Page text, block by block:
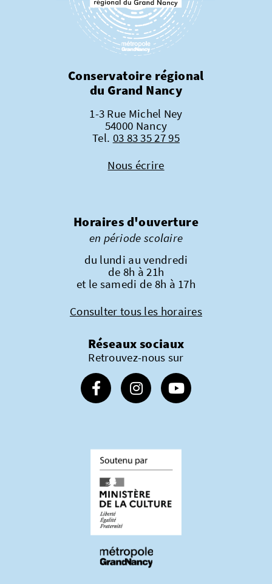
Conservatoire régional
du Grand Nancy
1-3 Rue Michel Ney
54000 Nancy
Tel. 03 83 35 27 95
Nous écrire
Horaires d'ouverture
en période scolaire
du lundi au vendredi
de 8h à 21h
et le samedi de 8h à 17h
Consulter tous les horaires
Réseaux sociaux
Retrouvez-nous sur
Suivez-nous sur Facebook
Suivez-nous sur Instagram
Suivez-nous sur Youtube